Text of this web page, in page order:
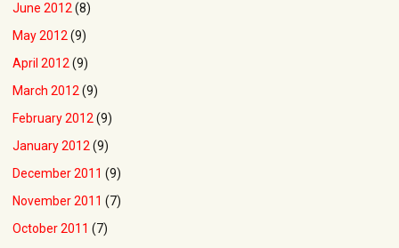
June 2012 (8)
May 2012 (9)
April 2012 (9)
March 2012 (9)
February 2012 (9)
January 2012 (9)
December 2011 (9)
November 2011 (7)
October 2011 (7)